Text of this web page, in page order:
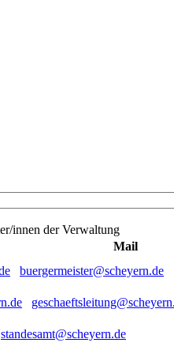
innen der Verwaltung
Mail
buergermeister@scheyern.de
standesamt@scheyern.de